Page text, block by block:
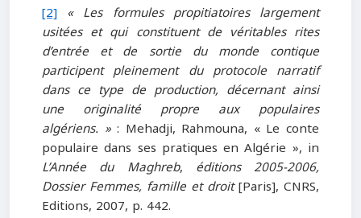
[2] « Les formules propitiatoires largement
usitées et qui constituent de véritables rites
d’entrée et de sortie du monde contique
participent pleinement du protocole narratif
dans ce type de production, décernant ainsi
une originalité propre aux populaires
algériens. »: Mehadji, Rahmouna, « Le conte
populaire dans ses pratiques en Algérie », in
L’Année du Maghreb, éditions 2005-2006,
Dossier Femmes, famille et droit[Paris], CNRS,
Editions, 2007, p. 442.